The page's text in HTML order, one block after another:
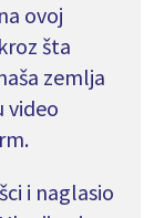
ovoj
šta
zemlja
video
i naglasio